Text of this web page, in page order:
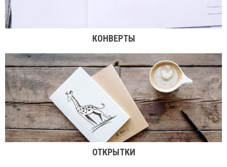
КОНВЕРТЫ
ОТКРЫТКИ